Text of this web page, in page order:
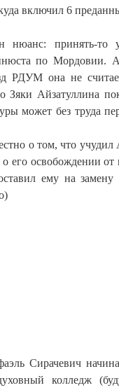
включил 6
принять-то
по Мордовии.
РДУМ она не
Зяки Айзатуллина
может без труда
о том, что
о его освобождении
ему на
Сирачевич
колледж